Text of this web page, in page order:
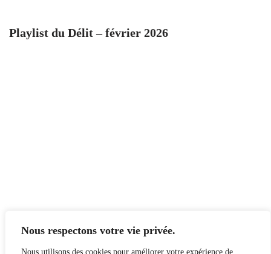
Nous respectons votre vie privée.
Nous utilisons des cookies pour améliorer votre expérience de
Playlist du Délit – février 2026